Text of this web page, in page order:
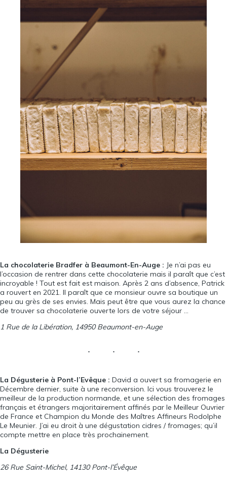
La chocolaterie Bradfer à Beaumont-En-Auge : Je n’ai pas eu
l’occasion de rentrer dans cette chocolaterie mais il paraît que c’est
incroyable ! Tout est fait est maison. Après 2 ans d’absence, Patrick
a rouvert en 2021. Il paraît que ce monsieur ouvre sa boutique un
peu au grès de ses envies. Mais peut être que vous aurez la chance
de trouver sa chocolaterie ouverte lors de votre séjour …
1 Rue de la Libération, 14950 Beaumont-en-Auge
La Dégusterie à Pont-l’Evêque : David a ouvert sa fromagerie en
Décembre dernier, suite à une reconversion. Ici vous trouverez le
meilleur de la production normande, et une sélection des fromages
français et étrangers majoritairement affinés par le Meilleur Ouvrier
de France et Champion du Monde des Maîtres Affineurs Rodolphe
Le Meunier. J’ai eu droit à une dégustation cidres / fromages; qu’il
compte mettre en place très prochainement.
La Dégusterie
26 Rue Saint-Michel, 14130 Pont-l’Évêque